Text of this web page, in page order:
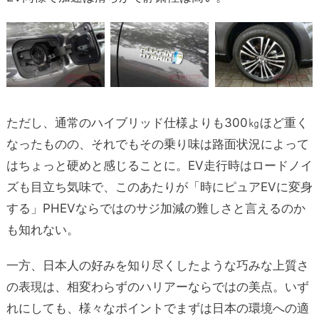
ただし、通常のハイブリッド仕様よりも300㎏ほど重く
なったものの、それでもその乗り味は路面状況によって
はちょっと硬めと感じることに。EV走行時はロードノイ
ズも目立ち気味で、このあたりが「時にピュアEVに変身
する」PHEVならではのサジ加減の難しさと言えるのか
も知れない。
一方、日本人の好みを知り尽くしたような巧みな上質さ
の表現は、相変わらずのハリアーならではの美点。いず
れにしても、様々なポイントでまずは日本の環境への適